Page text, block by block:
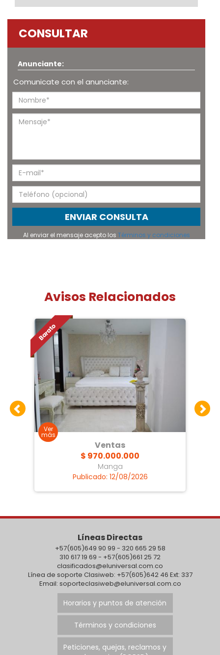
CONSULTAR
Anunciante:
Comunicate con el anunciante:
ENVIAR CONSULTA
Al enviar el mensaje acepto los Términos y condiciones
Avisos Relacionados
Ventas
$ 970.000.000
Manga
Publicado: 12/08/2026
Líneas Directas
+57(605)649 90 99 - 320 665 29 58
310 617 19 69 - +57(605)661 25 72
clasificados@eluniversal.com.co
Línea de soporte Clasiweb: +57(605)642 46 Ext: 337
Email: soporteclasiweb@eluniversal.com.co
Horarios y puntos de atención
Términos y condiciones
Peticiones, quejas, reclamos y